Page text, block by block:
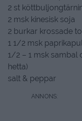
1 liter vatten
7-8 små fasta
2 st
2 msk kinesisk soja
2 burkar krossade
1 1/2 msk
1/2 – 1 msk sambal
salt & peppar